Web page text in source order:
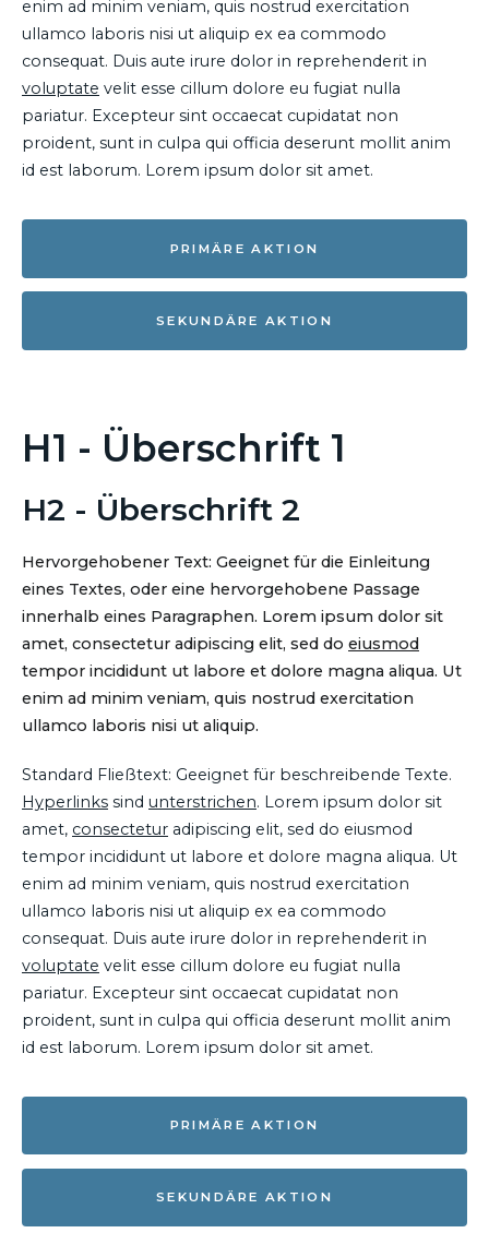
enim ad minim veniam, quis nostrud exercitation
ullamco laboris nisi ut aliquip ex ea commodo
consequat. Duis aute irure dolor in reprehenderit in
voluptate velit esse cillum dolore eu fugiat nulla
pariatur. Excepteur sint occaecat cupidatat non
proident, sunt in culpa qui officia deserunt mollit anim
id est laborum. Lorem ipsum dolor sit amet.
PRIMÄRE AKTION
SEKUNDÄRE AKTION
H1 - Überschrift 1
H2 - Überschrift 2
Hervorgehobener Text: Geeignet für die Einleitung
eines Textes, oder eine hervorgehobene Passage
innerhalb eines Paragraphen. Lorem ipsum dolor sit
amet, consectetur adipiscing elit, sed do eiusmod
tempor incididunt ut labore et dolore magna aliqua. Ut
enim ad minim veniam, quis nostrud exercitation
ullamco laboris nisi ut aliquip.
Standard Fließtext: Geeignet für beschreibende Texte.
Hyperlinks sind unterstrichen. Lorem ipsum dolor sit
amet, consectetur adipiscing elit, sed do eiusmod
tempor incididunt ut labore et dolore magna aliqua. Ut
enim ad minim veniam, quis nostrud exercitation
ullamco laboris nisi ut aliquip ex ea commodo
consequat. Duis aute irure dolor in reprehenderit in
voluptate velit esse cillum dolore eu fugiat nulla
pariatur. Excepteur sint occaecat cupidatat non
proident, sunt in culpa qui officia deserunt mollit anim
id est laborum. Lorem ipsum dolor sit amet.
PRIMÄRE AKTION
SEKUNDÄRE AKTION